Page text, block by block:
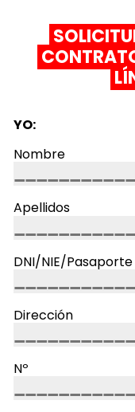
YO:
Nombre
Apellidos
DNI/NIE/Pasaporte
Dirección
Nº